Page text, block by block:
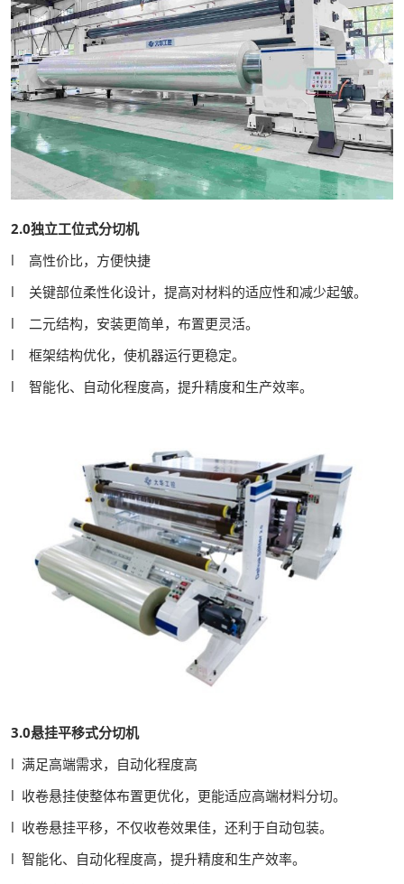
2.0独立工位式分切机
l 高性价比，方便快捷
l 关键部位柔性化设计，提高对材料的适应性和减少起皱。
l 二元结构，安装更简单，布置更灵活。
l 框架结构优化，使机器运行更稳定。
l 智能化、自动化程度高，提升精度和生产效率。
3.0悬挂平移式分切机
l 满足高端需求，自动化程度高
l 收卷悬挂使整体布置更优化，更能适应高端材料分切。
l 收卷悬挂平移，不仅收卷效果佳，还利于自动包装。
l 智能化、自动化程度高，提升精度和生产效率。